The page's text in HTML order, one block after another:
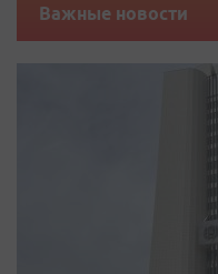
Важные новости